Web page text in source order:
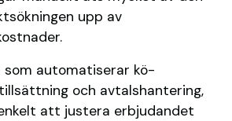
upp av
automatiserar kö-
och avtalshantering,
att justera erbjudandet